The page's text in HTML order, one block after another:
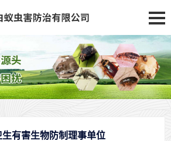
生有害生物防制理事单位